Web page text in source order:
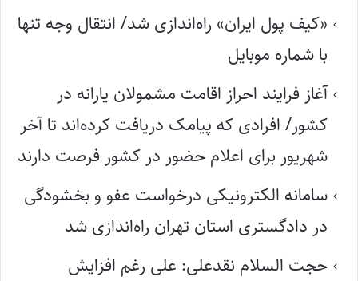
«کیف پول ایران» راه‌اندازی شد/ انتقال وجه تنها
با شماره موبایل
آغاز فرایند احراز اقامت مشمولان یارانه در
کشور/ افرادی که پیامک دریافت کرده‌اند تا آخر
شهریور برای اعلام حضور در کشور فرصت دارند
سامانه الکترونیکی درخواست عفو و بخشودگی
در دادگستری استان تهران راه‌اندازی شد
حجت السلام نقدعلی: علی رغم افزایش